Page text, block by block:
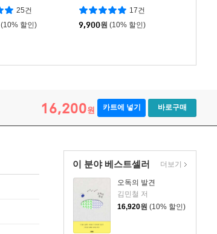
25건
(10% 할인)
17건
9,900원 (10% 할인)
16,200원 카트에 넣기 바로구매
이 분야 베스트셀러
오독의 발견
김민철 저
16,920원 (10% 할인)
더보기